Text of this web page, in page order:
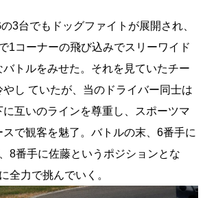
3台でもドッグファイトが展開され、
1コーナーの飛び込みでスリーワイド
トルをみせた。それを見ていたチー
やし ていたが、当のドライバー同士は
互いのラインを尊重し、スポーツマ
で観客を魅了。バトルの末、6番手に
8番手に佐藤というポジションとな
全力で挑んでいく。